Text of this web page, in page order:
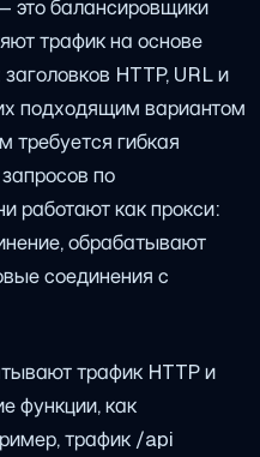
балансировщики
трафик на основе
HTTP, URL и
подходящим вариантом
требуется гибкая
по
работают как прокси:
обрабатывают
соединения с
трафик HTTP и
функции, как
трафик /api